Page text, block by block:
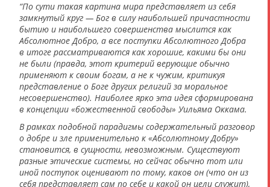
“По сути такая картина мира представляет из себя
замкнутый круг — Бог в силу наибольшей причастности
бытию и наибольшего совершенства мыслится как
Абсолютное Добро, а все поступки Абсолютного Добра
в итоге рассматриваются как хорошие, какими бы они
не были (правда, этот критерий верующие обычно
применяют к своим богам, а не к чужим, критикуя
представление о Боге других религий за моральное
несовершенство). Наиболее ярко эта идея сформирована
в концепции «божественной свободы» Уильяма Оккама.
В рамках подобной парадигмы содержательный разговор
о добре и зле применительно к «Абсолютному Добру»
становится, в сущности, невозможным. Существуют
разные этические системы, но сейчас обычно тот или
иной поступок оценивают по тому, каков он (что он из
себя представляет сам по себе и какой он цели служит),